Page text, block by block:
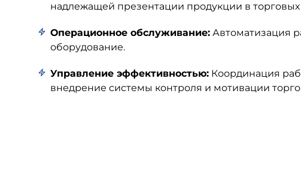
надлежащей презентации продукции в торговых
Операционное обслуживание: Автоматизация
оборудование.
Управление эффективностью: Координация
внедрение системы контроля и мотивации